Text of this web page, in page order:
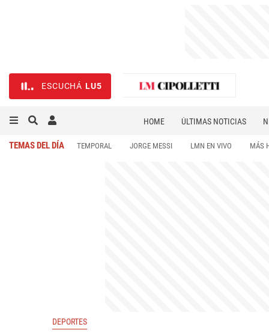
ESCUCHÁ LU5
HOME ÚLTIMAS NOTICIAS
TEMAS DEL DÍA TEMPORAL JORGE MESSI LMN EN VIVO MÁS
DEPORTES